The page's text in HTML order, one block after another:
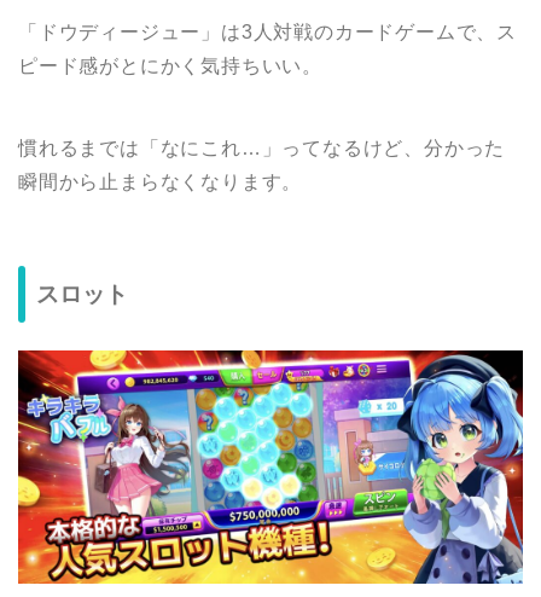
「ドウディージュー」は3人対戦のカードゲームで、ス
ピード感がとにかく気持ちいい。
慣れるまでは「なにこれ…」ってなるけど、分かった
瞬間から止まらなくなります。
スロット